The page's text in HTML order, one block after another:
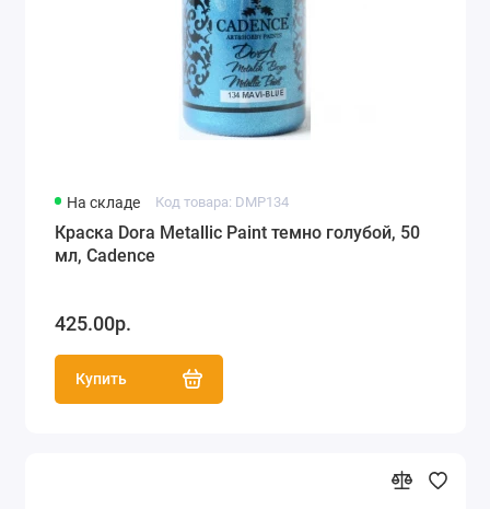
На складе Код товара: DMP134
Краска Dora Metallic Paint темно голубой, 50
мл, Cadence
425.00р.
Купить